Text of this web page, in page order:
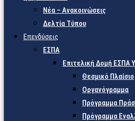
Νέα – Ανακοινώσεις
Δελτία Τύπου
Επενδύσεις
ΕΣΠΑ
Επιτελική Δομή ΕΣΠΑ
Θεσμικό Πλαίσιο
Οργανόγραμμα
Πρόγραμμα
Πρόγραμμα